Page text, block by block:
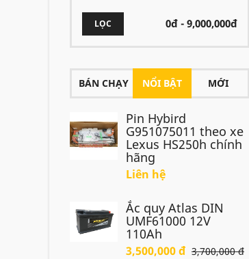
LỌC
BÁN CHẠY NỔI BẬT MỚI
Pin Hybird
G951075011 theo xe
Lexus HS250h chính
hãng
Liên hệ
Ắc quy Atlas DIN
UMF61000 12V
110Ah
3,500,000 đ 3,700,000 đ